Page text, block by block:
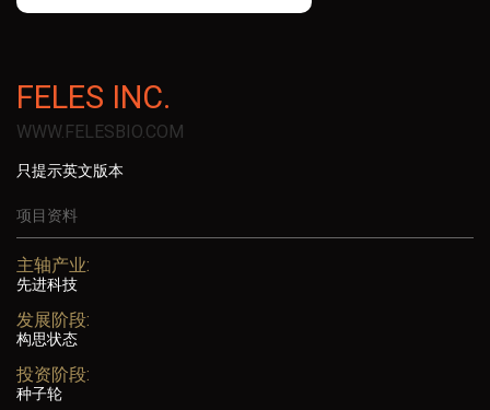
FELES INC.
WWW.FELESBIO.COM
只提示英文版本
项目资料
主轴产业:
先进科技
发展阶段:
构思状态
投资阶段:
种子轮